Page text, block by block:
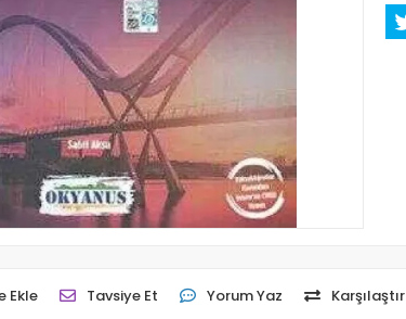
Ekle Tavsiye Et Yorum Yaz Karşılaştır